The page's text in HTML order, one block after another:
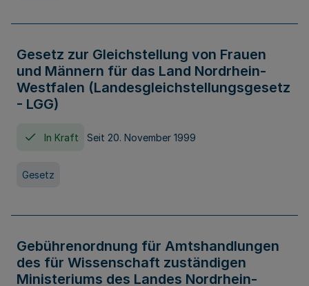
Gesetz zur Gleichstellung von Frauen
und Männern für das Land Nordrhein-
Westfalen (Landesgleichstellungsgesetz
- LGG)
In Kraft Seit 20. November 1999
Gesetz
Gebührenordnung für Amtshandlungen
des für Wissenschaft zuständigen
Ministeriums des Landes Nordrhein-